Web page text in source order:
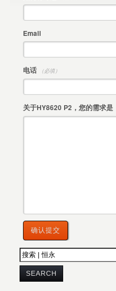
Email
电话 （必填）
关于HY8620 P2，您的需求是